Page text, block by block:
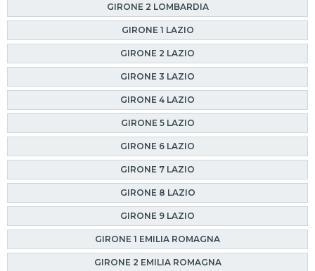
GIRONE 2 LOMBARDIA
GIRONE 1 LAZIO
GIRONE 2 LAZIO
GIRONE 3 LAZIO
GIRONE 4 LAZIO
GIRONE 5 LAZIO
GIRONE 6 LAZIO
GIRONE 7 LAZIO
GIRONE 8 LAZIO
GIRONE 9 LAZIO
GIRONE 1 EMILIA ROMAGNA
GIRONE 2 EMILIA ROMAGNA